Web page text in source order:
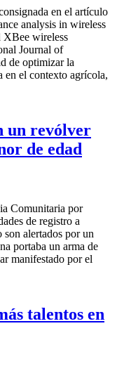
en el artículo
analysis in wireless
XBee wireless
Journal of
de optimizar la
en el contexto agrícola,
un revólver
de edad
Comunitaria por
de registro a
son alertados por un
portaba un arma de
manifestado por el
talentos en